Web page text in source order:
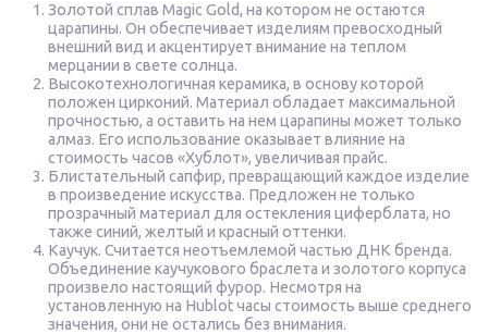
Золотой сплав Magic Gold, на котором не остаются
царапины. Он обеспечивает изделиям превосходный
внешний вид и акцентирует внимание на теплом
мерцании в свете солнца.
Высокотехнологичная керамика, в основу которой
положен цирконий. Материал обладает максимальной
прочностью, а оставить на нем царапины может только
алмаз. Его использование оказывает влияние на
стоимость часов «Хублот», увеличивая прайс.
Блистательный сапфир, превращающий каждое изделие
в произведение искусства. Предложен не только
прозрачный материал для остекления циферблата, но
также синий, желтый и красный оттенки.
Каучук. Считается неотъемлемой частью ДНК бренда.
Объединение каучукового браслета и золотого корпуса
произвело настоящий фурор. Несмотря на
установленную на Hublot часы стоимость выше среднего
значения, они не остались без внимания.